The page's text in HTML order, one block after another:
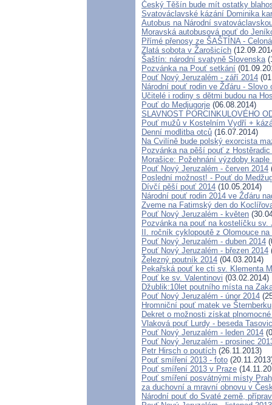
Český Těšín bude mít ostatky
Svatováclavské kázání Dominika
Autobus na Národní
Moravská autobusová pouť do
Přímé přenosy ze ŠAŠTÍNA -
Zlatá sobota v Žarošicích
Šaštín: národní svatyně Slovenska
Pozvánka na Pouť setkání
Pouť Nový Jeruzalém - září 2014
Národní pouť rodin ve Žďáru -
Učitelé i rodiny s dětmi budou na
Pouť do Medjugorje (06.08.2014)
SLAVNOST PORCINKULOVÉHO
Pouť mužů v Kostelním Vydří +
Denní modlitba otců (16.07.2014)
Na Cvilíně bude polský exorcista
Pozvánka na pěší pouť z
Morašice: Požehnání výzdoby
Pouť Nový Jeruzalém - červen 2014
Poslední možnost! - Pouť do
Dívčí pěší pouť 2014 (10.05.2014)
Národní pouť rodin 2014 ve Žďáru
Zveme na Fatimský den do
Pouť Nový Jeruzalém - květen
Pozvánka na pouť na kostelíčku sv.
II. ročník cyklopoutě z Olomouce
Pouť Nový Jeruzalém - duben 2014
Pouť Nový Jeruzalém - březen 2014
Železný poutník 2014 (04.03.2014)
Pekařská pouť ke cti sv. Klementa
Pouť ke sv. Valentinovi (03.02.2014)
Džublik:10let poutního místa na
Pouť Nový Jeruzalém - únor 2014
Hromniční pouť matek ve Šternberku
Dekret o možnosti získat
Vlaková pouť Lurdy - beseda
Pouť Nový Jeruzalém - leden 2014
Pouť Nový Jeruzalém - prosinec
Petr Hirsch o poutích (26.11.2013)
Pouť smíření 2013 - foto
Pouť smíření 2013 v Praze
Pouť smíření posvátnými místy
za duchovní a mravní obnovu v
Národní pouť do Svaté země,